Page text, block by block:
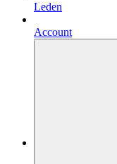
Leden
Account